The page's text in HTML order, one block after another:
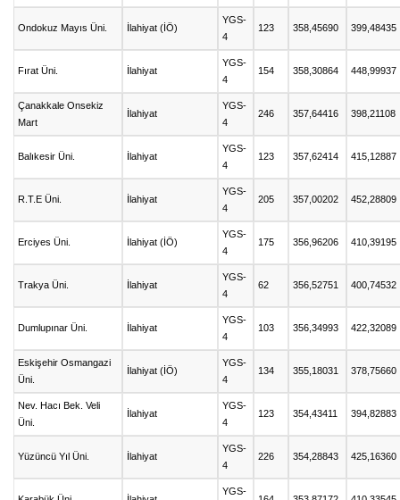
Ondokuz Mayıs Üni. İlahiyat (İÖ)
YGS-
4
123 358,45690 399,48435
Fırat Üni. İlahiyat
YGS-
4
154 358,30864 448,99937
Çanakkale Onsekiz
Mart
İlahiyat
YGS-
4
246 357,64416 398,21108
Balıkesir Üni. İlahiyat
YGS-
4
123 357,62414 415,12887
R.T.E Üni. İlahiyat
YGS-
4
205 357,00202 452,28809
Erciyes Üni. İlahiyat (İÖ)
YGS-
4
175 356,96206 410,39195
Trakya Üni. İlahiyat
YGS-
4
62 356,52751 400,74532
Dumlupınar Üni. İlahiyat
YGS-
4
103 356,34993 422,32089
Eskişehir Osmangazi
Üni.
İlahiyat (İÖ)
YGS-
4
134 355,18031 378,75660
Nev. Hacı Bek. Veli
Üni.
İlahiyat
YGS-
4
123 354,43411 394,82883
Yüzüncü Yıl Üni. İlahiyat
YGS-
4
226 354,28843 425,16360
YGS-